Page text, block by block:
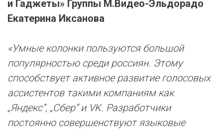
и Гаджеты» Группы М.Видео-Эльдорадо
Екатерина Иксанова
«Умные колонки пользуются большой
популярностью среди россиян. Этому
способствует активное развитие голосовых
ассистентов такими компаниям как
„Яндекс“, „Сбер“ и VK. Разработчики
постоянно совершенствуют языковые